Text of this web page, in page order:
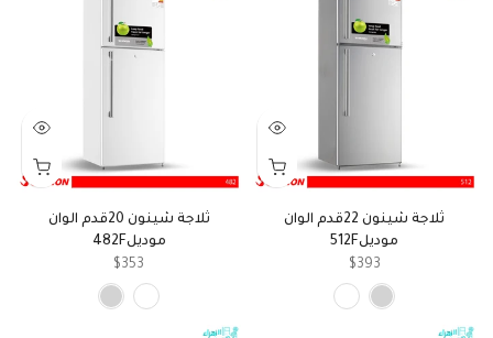
ثلاجة شينون 22قدم الوان
موديل512F
$393
ثلاجة شينون 20قدم الوان
موديل482F
$353